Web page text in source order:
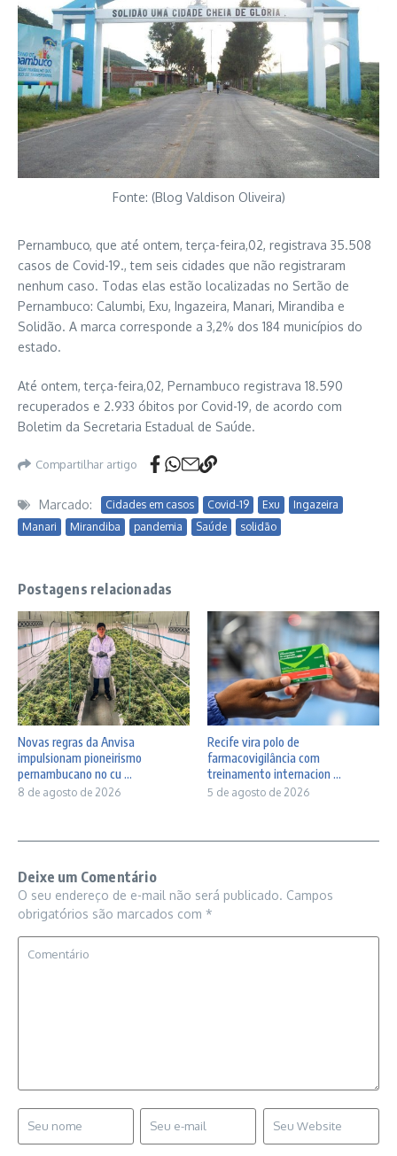
Fonte: (Blog Valdison Oliveira)
Pernambuco, que até ontem, terça-feira,02, registrava 35.508
casos de Covid-19., tem seis cidades que não registraram
nenhum caso. Todas elas estão localizadas no Sertão de
Pernambuco: Calumbi, Exu, Ingazeira, Manari, Mirandiba e
Solidão. A marca corresponde a 3,2% dos 184 municípios do
estado.
Até ontem, terça-feira,02, Pernambuco registrava 18.590
recuperados e 2.933 óbitos por Covid-19, de acordo com
Boletim da Secretaria Estadual de Saúde.
Compartilhar artigo
Marcado: Cidades em casos Covid-19 Exu
Ingazeira
Manari
Mirandiba pandemia Saúde solidão
Postagens relacionadas
Novas regras da Anvisa
impulsionam pioneirismo
pernambucano no cu ...
8 de agosto de 2026
Recife vira polo de
farmacovigilância com
treinamento internacion ...
5 de agosto de 2026
Deixe um Comentário
O seu endereço de e-mail não será publicado. Campos
obrigatórios são marcados com *